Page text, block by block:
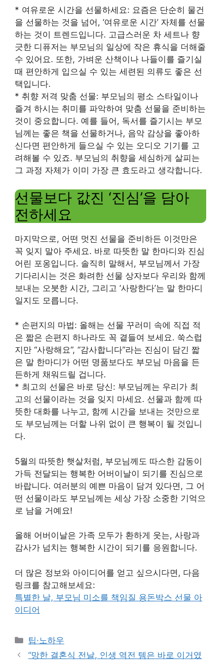
* 여유로운 시간을 선물하세요: 요즘은 단순히 물건
을 선물하는 것을 넘어, ‘여유로운 시간’ 자체를 선물
하는 것이 트렌드입니다. 고급스러운 차 세트나 향
긋한 디퓨저는 부모님의 일상에 작은 휴식을 더해줄
수 있어요. 또한, 가벼운 산책이나 나들이를 즐기실
때 편안하게 입으실 수 있는 세련된 의류도 좋은 선
택입니다.
* 취향 저격 맞춤 선물: 부모님의 평소 스타일이나
즐겨 하시는 취미를 파악하여 맞춤 선물을 준비하는
것이 중요합니다. 예를 들어, 독서를 즐기시는 부모
님께는 좋은 책을 선물하거나, 음악 감상을 좋아하
신다면 편안하게 들으실 수 있는 오디오 기기를 고
려해볼 수 있죠. 부모님의 취향을 세심하게 살피는
그 과정 자체가 이미 가장 큰 효도라고 생각합니다.
선물보다 값진 ‘진심’을 담아
전하세요
마지막으로, 어떤 멋진 선물을 준비하든 이것만은
꼭 잊지 말아 주세요. 바로 따뜻한 말 한마디와 진심
어린 포옹입니다. 솔직히 말해서, 부모님께서 가장
기다리시는 것은 화려한 선물 상자보다 우리와 함께
보내는 오붓한 시간, 그리고 ‘사랑한다’는 말 한마디
일지도 모릅니다.
* 손편지의 마법: 올해는 선물 꾸러미 속에 직접 적
은 짧은 손편지 하나라도 꼭 곁들여 보세요. 쑥스럽
지만 “사랑해요”, “감사합니다”라는 진심이 담긴 짧
은 말 한마디가 어떤 명품보다도 부모님 마음을 든
든하게 채워드릴 겁니다.
* 최고의 선물은 바로 당신: 부모님께는 우리가 최
고의 선물이라는 것을 잊지 마세요. 선물과 함께 따
뜻한 대화를 나누고, 함께 시간을 보내는 것만으로
도 부모님께는 더할 나위 없이 큰 행복이 될 것입니
다.
5월의 따뜻한 햇살처럼, 부모님께도 따스한 감동이
가득 전달되는 행복한 어버이날이 되기를 진심으로
바랍니다. 여러분의 예쁜 마음이 담겨 있다면, 그 어
떤 선물이라도 부모님께는 세상 가장 소중한 기억으
로 남을 거예요!
올해 어버이날은 가족 모두가 환하게 웃는, 사랑과
감사가 넘치는 행복한 시간이 되기를 응원합니다.
더 많은 정보와 아이디어를 얻고 싶으시다면, 다음
링크를 참고해보세요:
특별한 날, 부모님 미소를 책임질 용돈박스 선물 아
이디어
Categories
팁·노하우
“망한 결혼식 전날, 인생 역전 템은 바로 이거였